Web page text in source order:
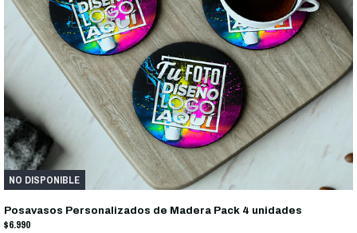
NO DISPONIBLE
Posavasos Personalizados de Madera Pack 4 unidades
$6.990